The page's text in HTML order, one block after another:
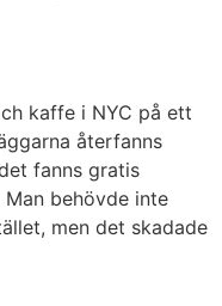
kaffe i NYC på ett
återfanns
fanns gratis
behövde inte
men det skadade